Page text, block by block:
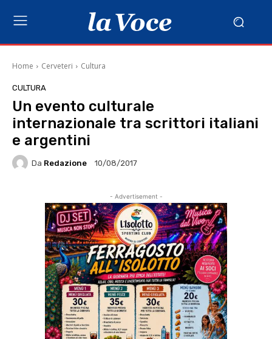
Home Cerveteri Cultura
CULTURA
Un evento culturale
internazionale tra scrittori italiani
e argentini
Da Redazione 10/08/2017
- Advertisement -